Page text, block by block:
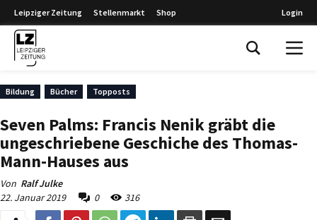
Leipziger Zeitung Stellenmarkt Shop Login
Bildung Bücher Topposts
Seven Palms: Francis Nenik gräbt die
ungeschriebene Geschiche des Thomas-
Mann-Hauses aus
Von Ralf Julke
22. Januar 2019
0 316